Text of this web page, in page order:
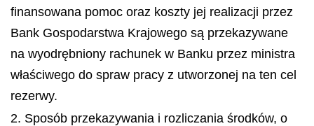
finansowana pomoc oraz koszty jej realizacji przez
Bank Gospodarstwa Krajowego są przekazywane
na wyodrębniony rachunek w Banku przez ministra
właściwego do spraw pracy z utworzonej na ten cel
rezerwy.
2. Sposób przekazywania i rozliczania środków, o